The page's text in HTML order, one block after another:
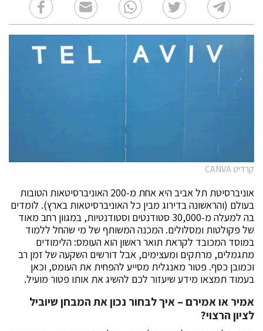
קרדיט CANVA
אוניברסיטת תל אביב היא אחת מ-200 האוניברסיטאות הטובות
בעולם (והראשונה בדירוג מבין כל האוניברסיטאות בארץ). לומדים
בה למעלה מ-30,000 סטודנטים וסטודנטיות, במגוון רחב מאוד
של פקולטות ומסלולים. המכנה המשותף של מי שהחל ללמוד
במוסד המכובד לקראת תואר ראשון הוא העומס: הלימודים
מתגמלים, מרתקים ומעצימים, אבל דורשים השקעה של זמן רב
וכמובן כסף. פטור מאנגלית מסייע להפחית את העומס, וכאן
בעמוד תמצאו מידע שיעזור לכם להשיג את אותו פטור מועיל.
אמיר או אמירם – איך לבחור נכון את המבחן שיוביל
לציון הרצוי?